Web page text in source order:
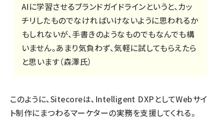
AIに学習させるブランドガイドラインというと、カッ
チリしたものでなければいけないように思われるか
もしれないが、手書きのようなものでもなんでも構
いません。あまり気負わず、気軽に試してもらえたら
と思います（森澤氏）
このように、Sitecoreは、Intelligent DXPとしてWebサイ
ト制作にまつわるマーケターの実務を支援してくれる。